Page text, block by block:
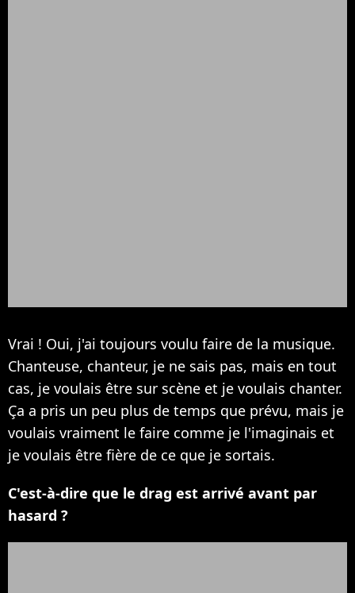
Vrai ! Oui, j'ai toujours voulu faire de la musique.
Chanteuse, chanteur, je ne sais pas, mais en tout
cas, je voulais être sur scène et je voulais chanter.
Ça a pris un peu plus de temps que prévu, mais je
voulais vraiment le faire comme je l'imaginais et
je voulais être fière de ce que je sortais.
C'est-à-dire que le drag est arrivé avant par
hasard ?